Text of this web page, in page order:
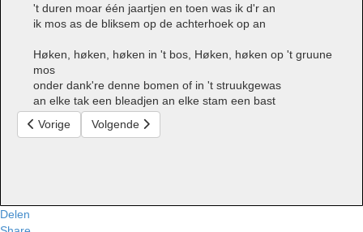
't duren moar één jaartjen en toen was ik d'r an
ik mos as de bliksem op de achterhoek op an
Høken, høken, høken in 't bos, Høken, høken op 't gruune
mos
onder dank're denne bomen of in 't struukgewas
an elke tak een bleadjen an elke stam een bast
Vorig artikel: Høken boogie
Vorige Volgende artikel: Høken in 't donker
Volgende
Delen